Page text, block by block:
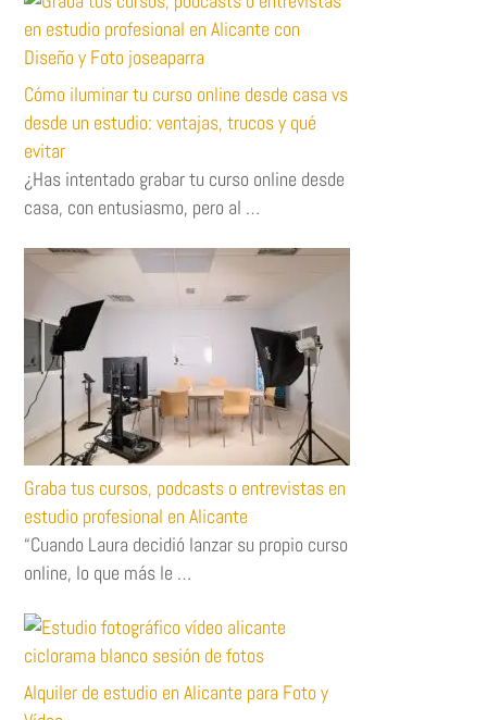
Cómo iluminar tu curso online desde casa vs
desde un estudio: ventajas, trucos y qué
evitar
¿Has intentado grabar tu curso online desde
casa, con entusiasmo, pero al …
Graba tus cursos, podcasts o entrevistas en
estudio profesional en Alicante
“Cuando Laura decidió lanzar su propio curso
online, lo que más le …
Alquiler de estudio en Alicante para Foto y